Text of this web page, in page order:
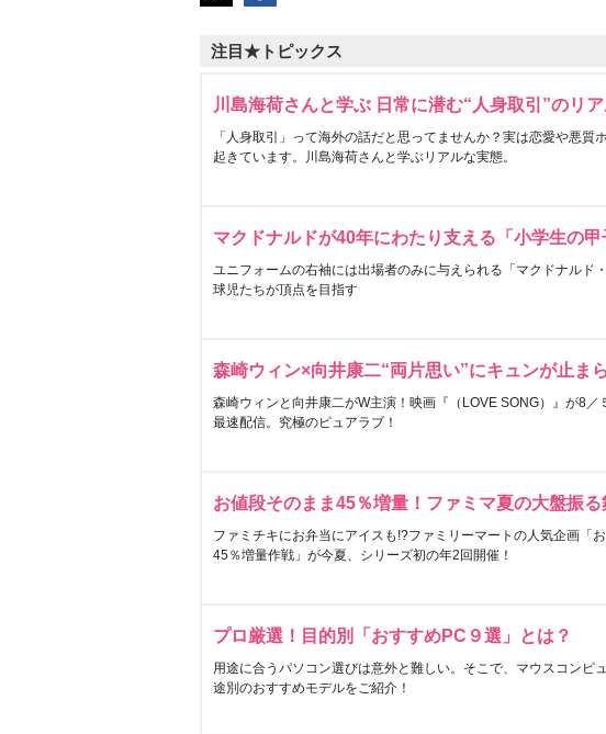
注目★トピックス
川島海荷さんと学ぶ 日常に潜む“人身取引”のリ
「人身取引」って海外の話だと思ってませんか？実は恋愛や悪質
起きています。川島海荷さんと学ぶリアルな実態。
マクドナルドが40年にわたり支える「小学生の甲
ユニフォームの右袖には出場者のみに与えられる「マクドナルド
球児たちが頂点を目指す
森崎ウィン×向井康二“両片思い”にキュンが止ま
森崎ウィンと向井康二がW主演！映画『（LOVE SONG）』が8／
最速配信。究極のピュアラブ！
お値段そのまま45％増量！ファミマ夏の大盤振る
ファミチキにお弁当にアイスも!?ファミリーマートの人気企画「
45％増量作戦」が今夏、シリーズ初の年2回開催！
プロ厳選！目的別「おすすめPC９選」とは？
用途に合うパソコン選びは意外と難しい。そこで、マウスコンピ
途別のおすすめモデルをご紹介！